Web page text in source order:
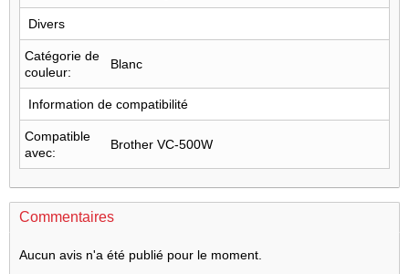
Divers
Catégorie de
couleur:
Blanc
Information de compatibilité
Compatible
avec:
Brother VC-500W
Commentaires
Aucun avis n'a été publié pour le moment.